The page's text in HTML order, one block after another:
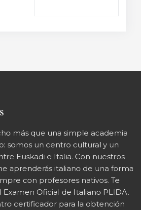
273,00 €
más que una simple academia
somos un centro cultural y un
Euskadi e Italia. Con nuestros
aprenderás italiano de una forma
con profesores nativos. Te
Oficial de Italiano PLIDA.
certificador para la obtención